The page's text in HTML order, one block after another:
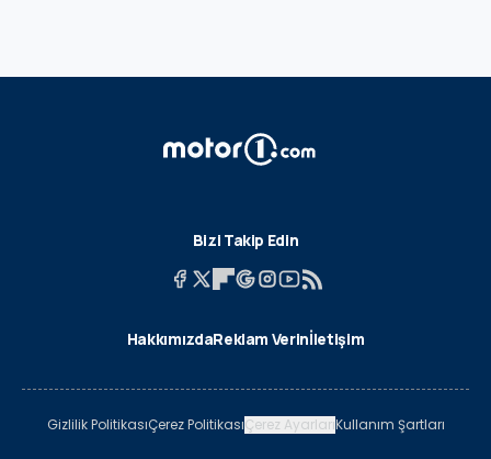
Bizi Takip Edin
HakkımızdaReklam Verinİletişim
Gizlilik PolitikasıÇerez PolitikasıÇerez AyarlarıKullanım Şartları